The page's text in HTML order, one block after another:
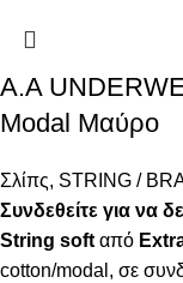
Α.A
Modal Μαύρο
Σλίπς, STRING /
Συνδεθείτε για να
String soft από
cotton/modal, σε